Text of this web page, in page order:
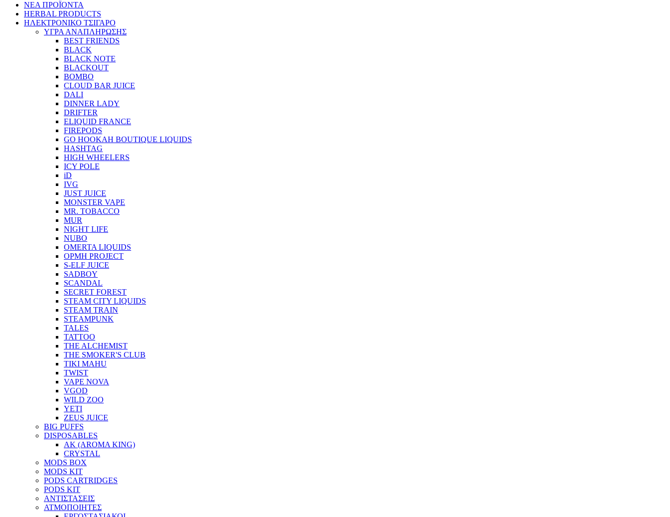
ΝΕΑ ΠΡΟΪΟΝΤΑ
HERBAL PRODUCTS
ΗΛΕΚΤΡΟΝΙΚΟ ΤΣΙΓΑΡΟ
ΥΓΡΑ ΑΝΑΠΛΗΡΩΣΗΣ
BEST FRIENDS
BLACK
BLACK NOTE
BLACKOUT
BOMBO
CLOUD BAR JUICE
DALI
DINNER LADY
DRIFTER
ELIQUID FRANCE
FIREPODS
GO HOOKAH BOUTIQUE LIQUIDS
HASHTAG
HIGH WHEELERS
ICY POLE
iD
IVG
JUST JUICE
MONSTER VAPE
MR. TOBACCO
MUR
NIGHT LIFE
NUBO
OMERTA LIQUIDS
OPMH PROJECT
S-ELF JUICE
SADBOY
SCANDAL
SECRET FOREST
STEAM CITY LIQUIDS
STEAM TRAIN
STEAMPUNK
TALES
TATTOO
THE ALCHEMIST
THE SMOKER'S CLUB
TIKI MAHU
TWIST
VAPE NOVA
VGOD
WILD ZOO
YETI
ZEUS JUICE
BIG PUFFS
DISPOSABLES
AK (AROMA KING)
CRYSTAL
MODS BOX
MODS KIT
PODS CARTRIDGES
PODS KIT
ΑΝΤΙΣΤΑΣΕΙΣ
ΑΤΜΟΠΟΙΗΤΕΣ